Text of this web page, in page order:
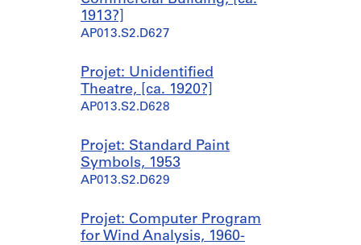
]
AP013.S1.D301.SD1
]
AP013.S1.D348.SD1
1913?]
AP013.S2.D627
Projet: Unidentified
Theatre, [ca. 1920?]
AP013.S2.D628
Projet: Standard Paint
Symbols, 1953
AP013.S2.D629
Projet: Computer Program
for Wind Analysis, 1960-